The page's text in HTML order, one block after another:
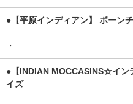
●【平原インディアン】 ボーン
・
●【INDIAN MOCCASINS☆イン
イズ